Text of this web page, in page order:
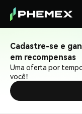
Cadastre-se e
em recompensas
Uma oferta por
você!